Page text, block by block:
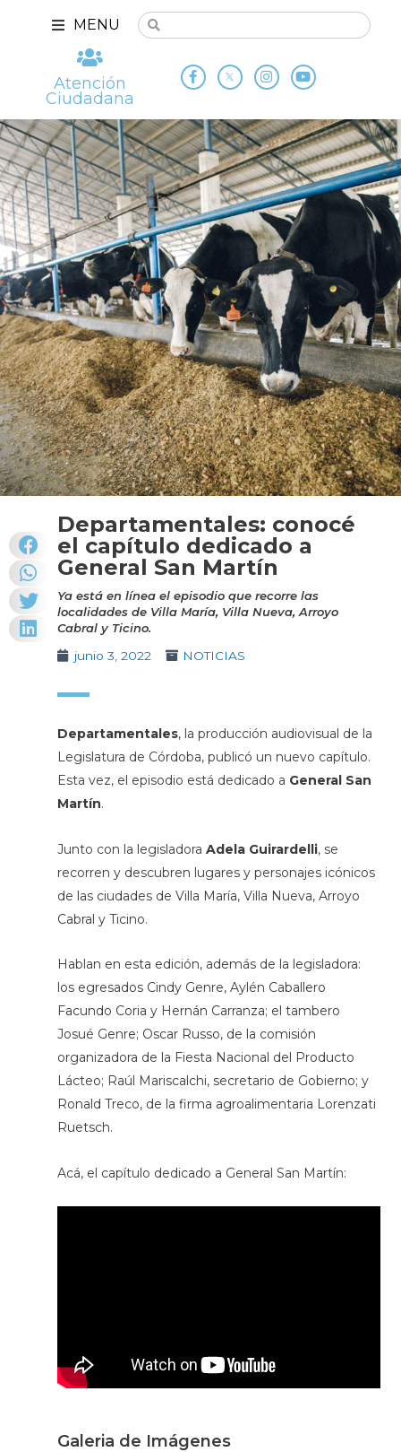
MENU
Atención
Ciudadana
Departamentales: conocé
el capítulo dedicado a
General San Martín
Ya está en línea el episodio que recorre las
localidades de Villa María, Villa Nueva, Arroyo
Cabral y Ticino.
junio 3, 2022
NOTICIAS
Departamentales, la producción audiovisual de la
Legislatura de Córdoba, publicó un nuevo capítulo.
Esta vez, el episodio está dedicado a General San
Martín.
Junto con la legisladora Adela Guirardelli, se
recorren y descubren lugares y personajes icónicos
de las ciudades de Villa María, Villa Nueva, Arroyo
Cabral y Ticino.
Hablan en esta edición, además de la legisladora:
los egresados Cindy Genre, Aylén Caballero
Facundo Coria y Hernán Carranza; el tambero
Josué Genre; Oscar Russo, de la comisión
organizadora de la Fiesta Nacional del Producto
Lácteo; Raúl Mariscalchi, secretario de Gobierno; y
Ronald Treco, de la firma agroalimentaria Lorenzati
Ruetsch.
Acá, el capítulo dedicado a General San Martín:
Galeria de Imágenes